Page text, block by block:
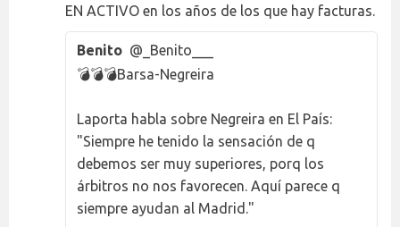
EN ACTIVO en los años de los que hay facturas.
Benito @_Benito___
💣💣💣Barsa-Negreira
Laporta habla sobre Negreira en El País:
"Siempre he tenido la sensación de q
debemos ser muy superiores, porq los
árbitros no nos favorecen. Aquí parece q
siempre ayudan al Madrid."